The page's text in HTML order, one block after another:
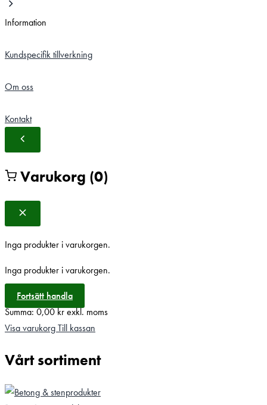
Information
Kundspecifik tillverkning
Om oss
Kontakt
Varukorg (0)
Inga produkter i varukorgen.
Inga produkter i varukorgen.
Fortsätt handla
Summa:0,00krexkl. moms
Visa varukorgTill kassan
Vårt sortiment